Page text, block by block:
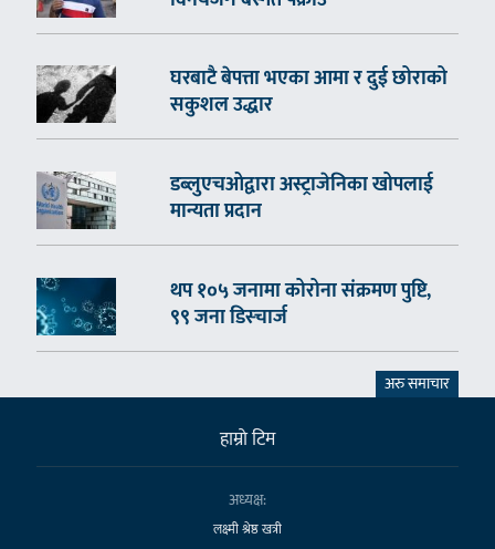
घरबाटै बेपत्ता भएका आमा र दुई छोराको
सकुशल उद्धार
डब्लुएचओद्वारा अस्ट्राजेनिका खोपलाई
मान्यता प्रदान
थप १०५ जनामा कोरोना संक्रमण पुष्टि,
९९ जना डिस्चार्ज
अरु समाचार
हाम्राे टिम
अध्यक्ष:
लक्ष्मी श्रेष्ठ खत्री